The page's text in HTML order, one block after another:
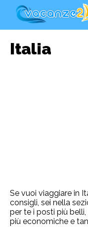
Italia
Se vuoi viaggiare in
consigli, sei nella
per te i posti più
più economiche e